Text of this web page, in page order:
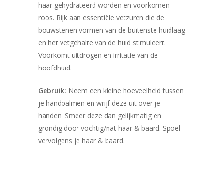
haar gehydrateerd worden en voorkomen
roos. Rijk aan essentiële vetzuren die de
bouwstenen vormen van de buitenste huidlaag
en het vetgehalte van de huid stimuleert.
Voorkomt uitdrogen en irritatie van de
hoofdhuid.
Gebruik: Neem een kleine hoeveelheid tussen
je handpalmen en wrijf deze uit over je
handen. Smeer deze dan gelijkmatig en
grondig door vochtig/nat haar & baard. Spoel
vervolgens je haar & baard.